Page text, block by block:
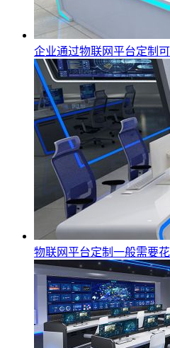
企业通过物联网平台定制
物联网平台定制一般需要花